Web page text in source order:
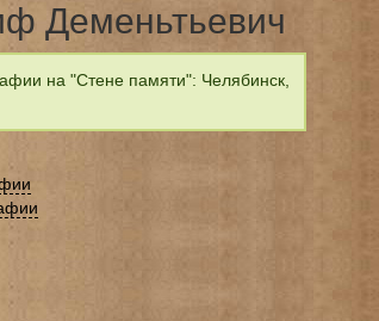
Деменьтьевич
на "Стене памяти": Челябинск,